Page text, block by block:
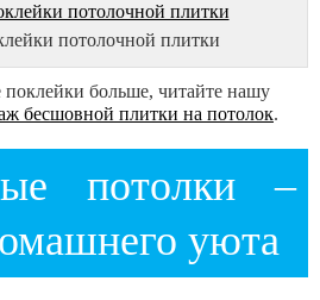
потолочной плитки
поклейки больше, читайте нашу
бесшовной плитки на потолок.
потолки –
уюта